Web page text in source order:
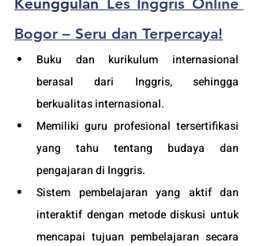
Bogor – Seru dan Terpercaya!
Buku dan kurikulum internasional
berasal dari Inggris, sehingga
berkualitas internasional.
Memiliki guru profesional tersertifikasi
yang tahu tentang budaya dan
pengajaran di Inggris.
Sistem pembelajaran yang aktif dan
interaktif dengan metode diskusi untuk
mencapai tujuan pembelajaran secara